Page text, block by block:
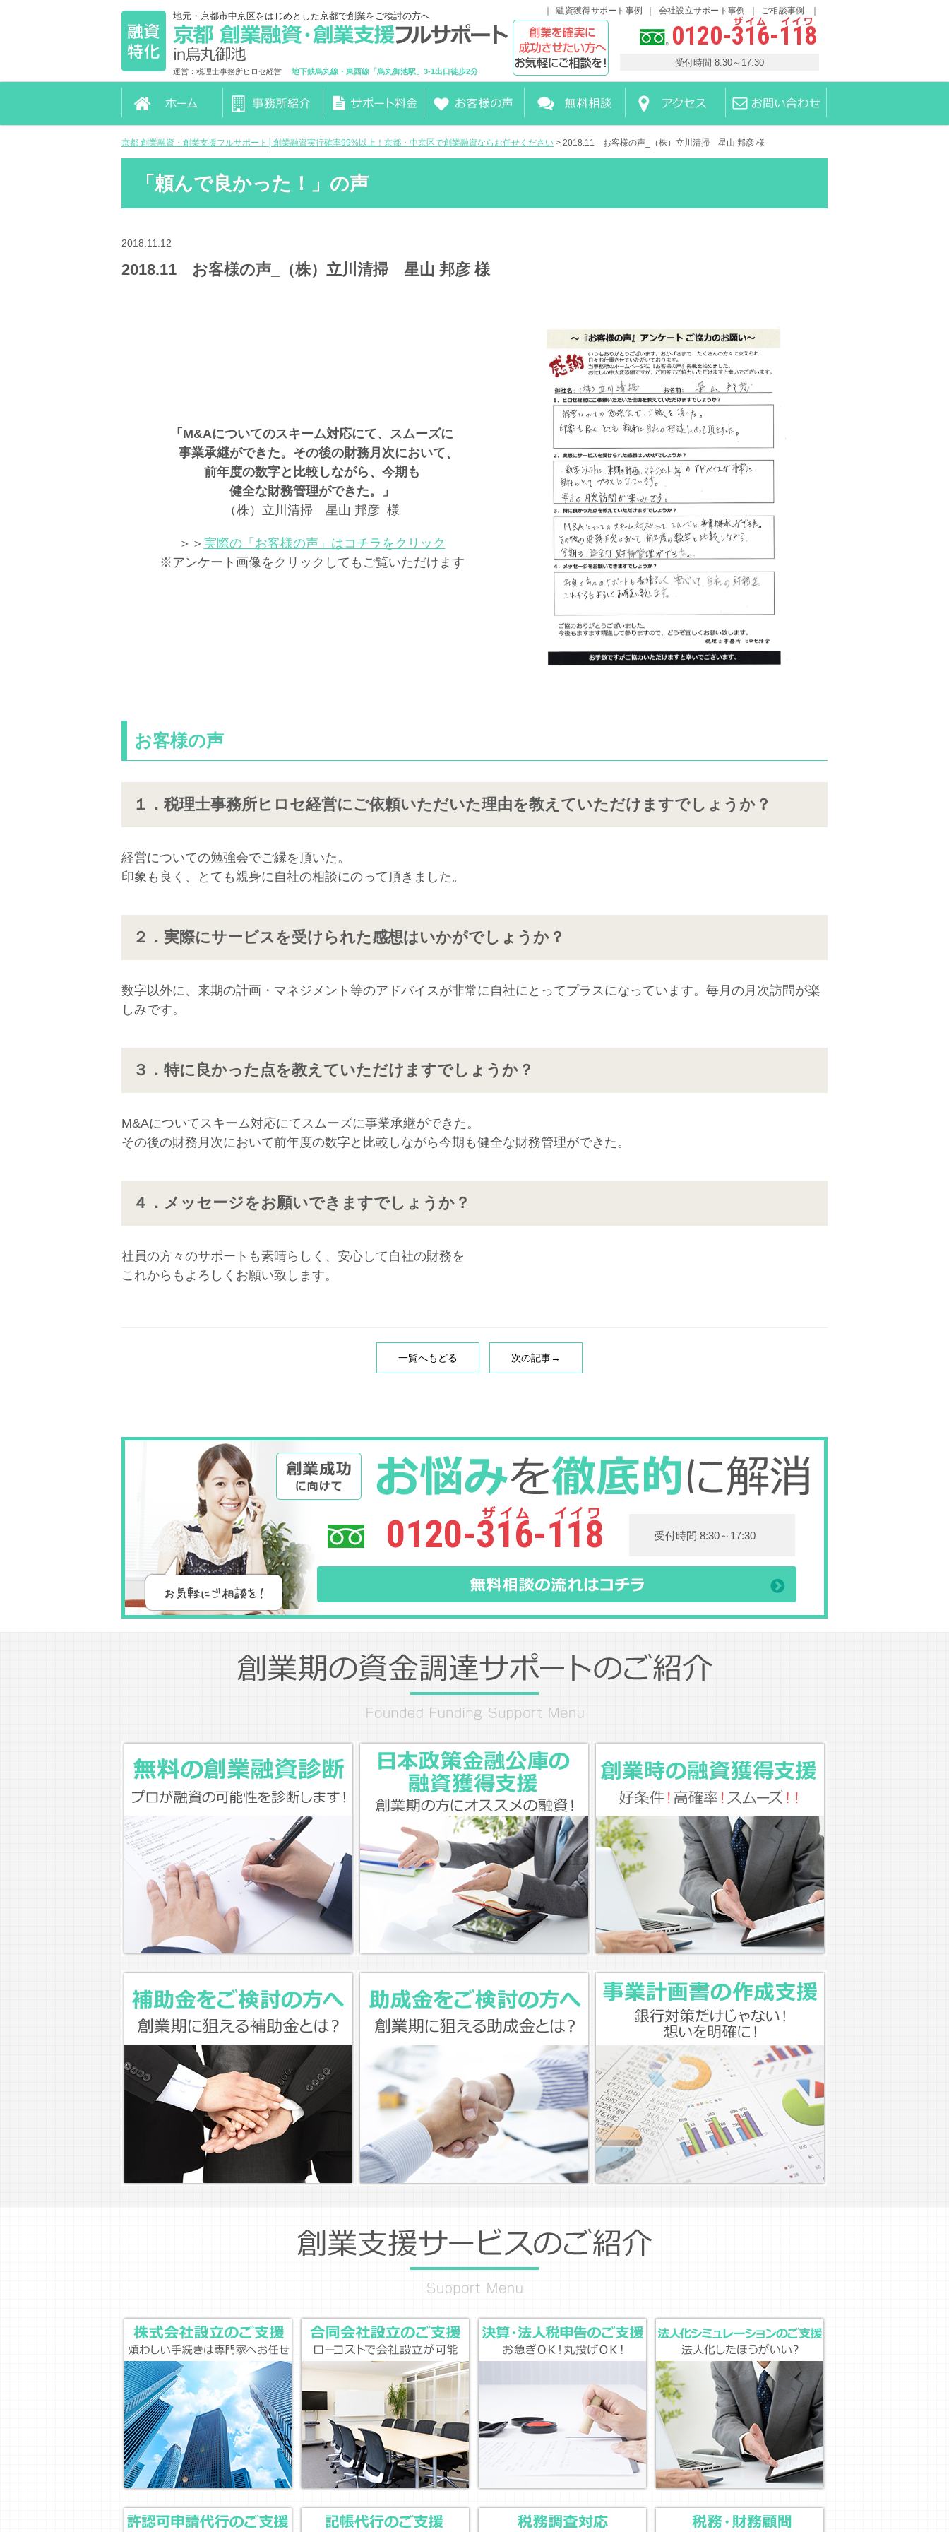
地元・京都市中京区をはじめとした京都で創業をご検討の方へ
運営：税理士事務所ヒロセ経営 地下鉄烏丸線・東西線「烏丸御池駅」3-1出口徒歩2分
融資獲得サポート事例 会社設立サポート事例 ご相談事例
0120-316-118
受付時間 8:30～17:30
京都 創業融資・創業支援フルサポート│創業融資実行確率99%以上！京都・中京区で創業融資ならお任せください > 2018.11 お客様の声_（株）立川清掃 星山 邦彦 様
「頼んで良かった！」の声
2018.11.12
2018.11 お客様の声_（株）立川清掃 星山 邦彦 様
「M&Aについてのスキーム対応にて、スムーズに
事業承継ができた。その後の財務月次において、
前年度の数字と比較しながら、今期も
健全な財務管理ができた。
」
（株）立川清掃 星山 邦彦 様
＞＞ 実際の「お客様の声」はコチラをクリック
※アンケート画像をクリックしてもご覧いただけます
お客様の声
１．税理士事務所ヒロセ経営にご依頼いただいた理由を教えていただけますでしょうか？
経営についての勉強会でご縁を頂いた。
印象も良く、とても親身に自社の相談にのって頂きました。
２．実際にサービスを受けられた感想はいかがでしょうか？
数字以外に、来期の計画・マネジメント等のアドバイスが非常に自社にとってプラスになっています。毎月の月次訪問が楽
しみです。
３．特に良かった点を教えていただけますでしょうか？
M&Aについてスキーム対応にてスムーズに事業承継ができた。
その後の財務月次において前年度の数字と比較しながら今期も健全な財務管理ができた。
４．メッセージをお願いできますでしょうか？
社員の方々のサポートも素晴らしく、安心して自社の財務を
これからもよろしくお願い致します。
一覧へもどる 次の記事→
0120-316-118 受付時間 8:30～17:30